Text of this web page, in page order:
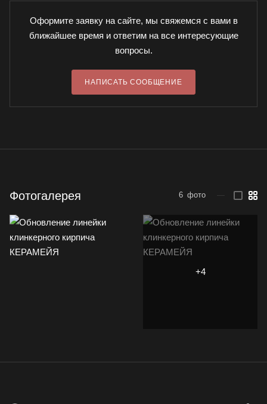
Оформите заявку на сайте, мы свяжемся с вами в
ближайшее время и ответим на все интересующие
вопросы.
НАПИСАТЬ СООБЩЕНИЕ
Фотогалерея 6 фото —